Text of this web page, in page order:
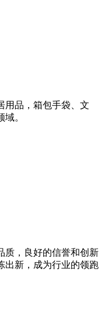
用品，箱包手袋、文
。
质，良好的信誉和创新
出新，成为行业的领跑